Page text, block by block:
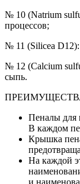
№ 10 (Natrium
процессов;
№ 11 (Silicea
№ 12 (Calcium
сыпь.
Пеналы для
В каждом
Крышка
На каждой
и